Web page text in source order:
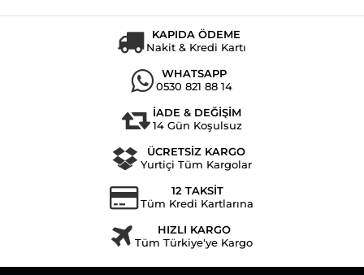
KAPIDA ÖDEME
Nakit & Kredi Kartı
WHATSAPP
0530 821 88 14
İADE & DEĞİŞİM
14 Gün Koşulsuz
ÜCRETSİZ KARGO
Yurtiçi Tüm Kargolar
12 TAKSİT
Tüm Kredi Kartlarına
HIZLI KARGO
Tüm Türkiye'ye Kargo